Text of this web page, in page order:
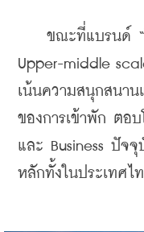
ขณะที่แบรนด์ “โอ
Upper-middle
เน้นความสนุกสนาน
ของการเข้าพัก ตอ
และ Business ปัจ
หลักทั้งในประเทศไ